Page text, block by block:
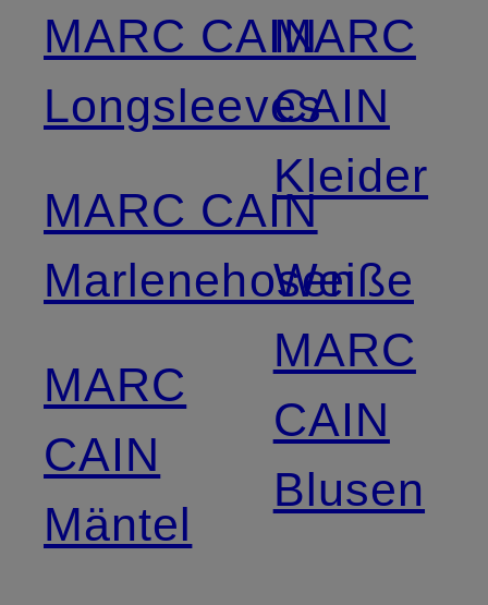
MARC CAIN
Longsleeves
MARC CAIN
Marlenehosen
MARC
CAIN
Mäntel
MARC
CAIN
Kleider
Weiße
MARC
CAIN
Blusen